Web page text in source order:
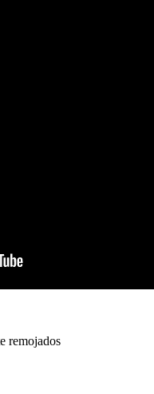
remojados